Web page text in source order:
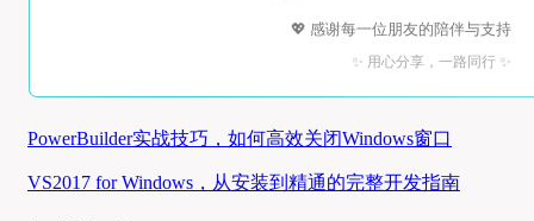
💖 感谢每一位朋友的陪伴与支持
✨ 用心分享，一路同行 ✨
PowerBuilder实战技巧，如何高效关闭Windows窗口
VS2017 for Windows，从安装到精通的完整开发指南